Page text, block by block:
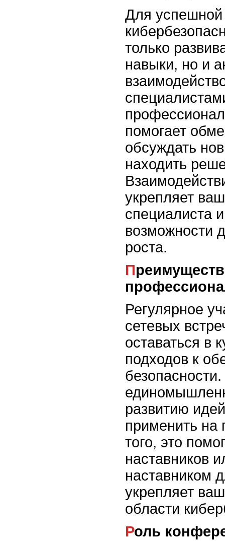
Для
только
навыки, но и
помогает
обсуждать
находить
укрепляет
специалиста
возможности
роста.
Преимущества
Регулярное
сетевых
оставаться в
подходов к
развитию
применить на
того, это
наставников
наставником
укрепляет
области
Роль